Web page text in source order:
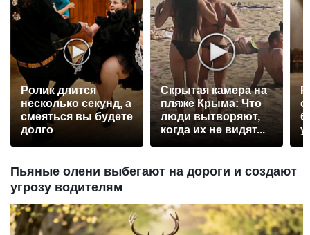
Ролик длится
несколько секунд, а
смеяться вы будете
долго
Скрытая камера на
пляже Крыма: Что
люди вытворяют,
когда их не видят...
Пьяные олени выбегают на дороги и создают
угрозу водителям